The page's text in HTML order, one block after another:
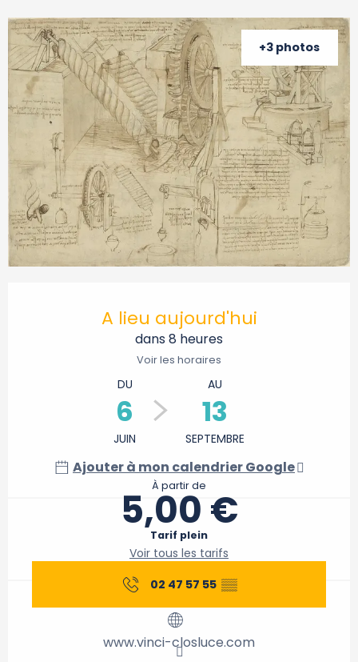
+3 photos
A lieu aujourd'hui
dans 8 heures
Voir les horaires
DU
6
JUIN
AU
13
SEPTEMBRE
Ajouter à mon calendrier Google
À partir de
5,00 €
Tarif plein
Voir tous les tarifs
02 47 57 55 ▒▒
www.vinci-closluce.com